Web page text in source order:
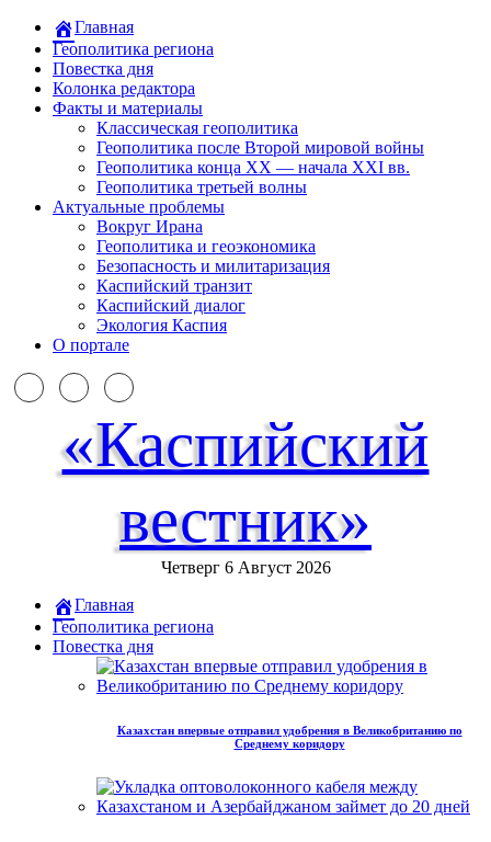
Главная
Геополитика региона
Повестка дня
Колонка редактора
Факты и материалы
Классическая геополитика
Геополитика после Второй мировой войны
Геополитика конца XX — начала XXI вв.
Геополитика третьей волны
Актуальные проблемы
Вокруг Ирана
Геополитика и геоэкономика
Безопасность и милитаризация
Каспийский транзит
Каспийский диалог
Экология Каспия
О портале
«Каспийский
вестник»
Четверг 6 Август 2026
Главная
Геополитика региона
Повестка дня
Казахстан впервые отправил удобрения в Великобританию по
Среднему коридору